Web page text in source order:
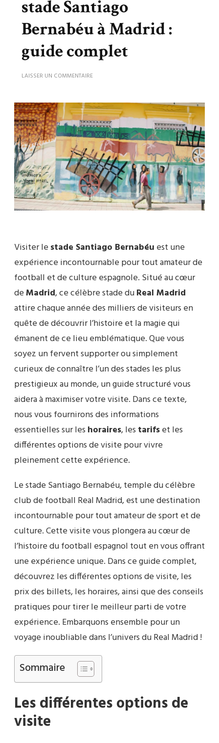
stade Santiago
Bernabéu à Madrid :
guide complet
LAISSER UN COMMENTAIRESUR
LE
STADE
SANTIAGO
BERNABÉU
À
MADRID
:
GUIDE
COMPLET
Visiter le stade Santiago Bernabéu est une
expérience incontournable pour tout amateur de
football et de culture espagnole. Situé au cœur
deMadrid, ce célèbre stade duReal Madrid
attire chaque année des milliers de visiteurs en
quête de découvrir l’histoire et la magie qui
émanent de ce lieu emblématique. Que vous
soyez un fervent supporter ou simplement
curieux de connaître l’un des stades les plus
prestigieux au monde, un guide structuré vous
aidera à maximiser votre visite. Dans ce texte,
nous vous fournirons des informations
essentielles sur les horaires, les tarifset les
différentes options de visite pour vivre
pleinement cette expérience.
Le stade Santiago Bernabéu, temple du célèbre
club de football Real Madrid, est une destination
incontournable pour tout amateur de sport et de
culture. Cette visite vous plongera au cœur de
l’histoire du football espagnol tout en vous offrant
une expérience unique. Dans ce guide complet,
découvrez les différentes options de visite, les
prix des billets, les horaires, ainsi que des conseils
pratiques pour tirer le meilleur parti de votre
expérience. Embarquons ensemble pour un
voyage inoubliable dans l’univers du Real Madrid !
Sommaire
Les différentes options de
visite